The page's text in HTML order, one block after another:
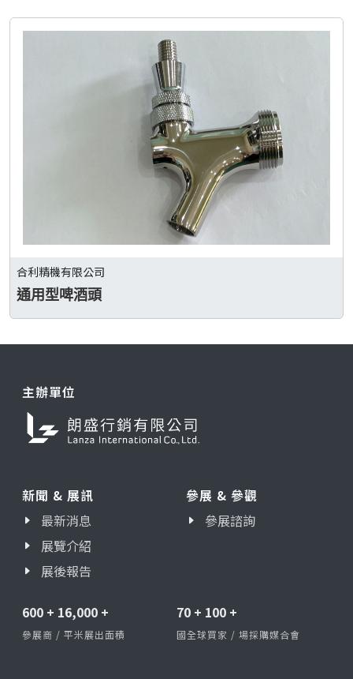
合利精機有限公司
通用型啤酒頭
主辦單位
新聞 & 展訊
最新消息
展覽介紹
展後報告
參展 & 參觀
參展諮詢
600 + 16,000 +
參展商 / 平米展出面積
70 + 100 +
國全球買家 / 場採購媒合會